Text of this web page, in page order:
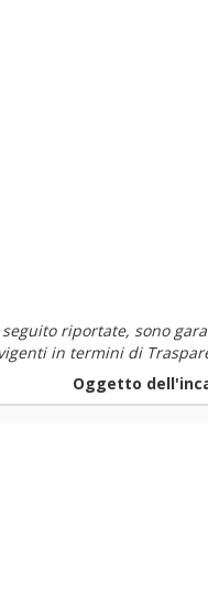
riportate, sono
in termini di
Oggetto